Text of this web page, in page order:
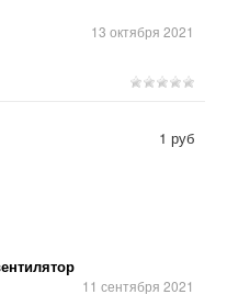
13 октября 2021
11 сентября 2021
1 руб